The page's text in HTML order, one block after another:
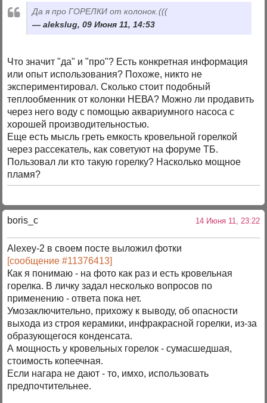
Да я про ГОРЕЛКИ от колонок.(((
alekslug, 09 Июня 11, 14:53
Что значит "да" и "про"? Есть конкретная информация
или опыт использования? Похоже, никто не
экспериментировал. Сколько стоит подобный
теплообменник от колонки НЕВА? Можно ли продавить
через него воду с помощью аквариумного насоса с
хорошей производительностью.
Еще есть мысль греть емкость кровельной горелкой
через рассекатель, как советуют на форуме ТБ.
Пользовал ли кто такую горелку? Насколько мощное
пламя?
boris_c 14 Июня 11, 23:22
Alexey-2 в своем посте выложил фотки
[сообщение #11376413]
Как я понимаю - на фото как раз и есть кровельная
горелка. В личку задал несколько вопросов по
применению - ответа пока нет.
Умозаключительно, прихожу к выводу, об опасности
выхода из строя керамики, инфракрасной горелки, из-за
образующегося конденсата.
А мощность у кровельных горелок - сумасшедшая,
стоимость копеечная.
Если нагара не дают - то, имхо, использовать
предпочтительнее.